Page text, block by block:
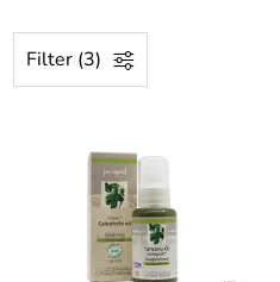
Filter (3)